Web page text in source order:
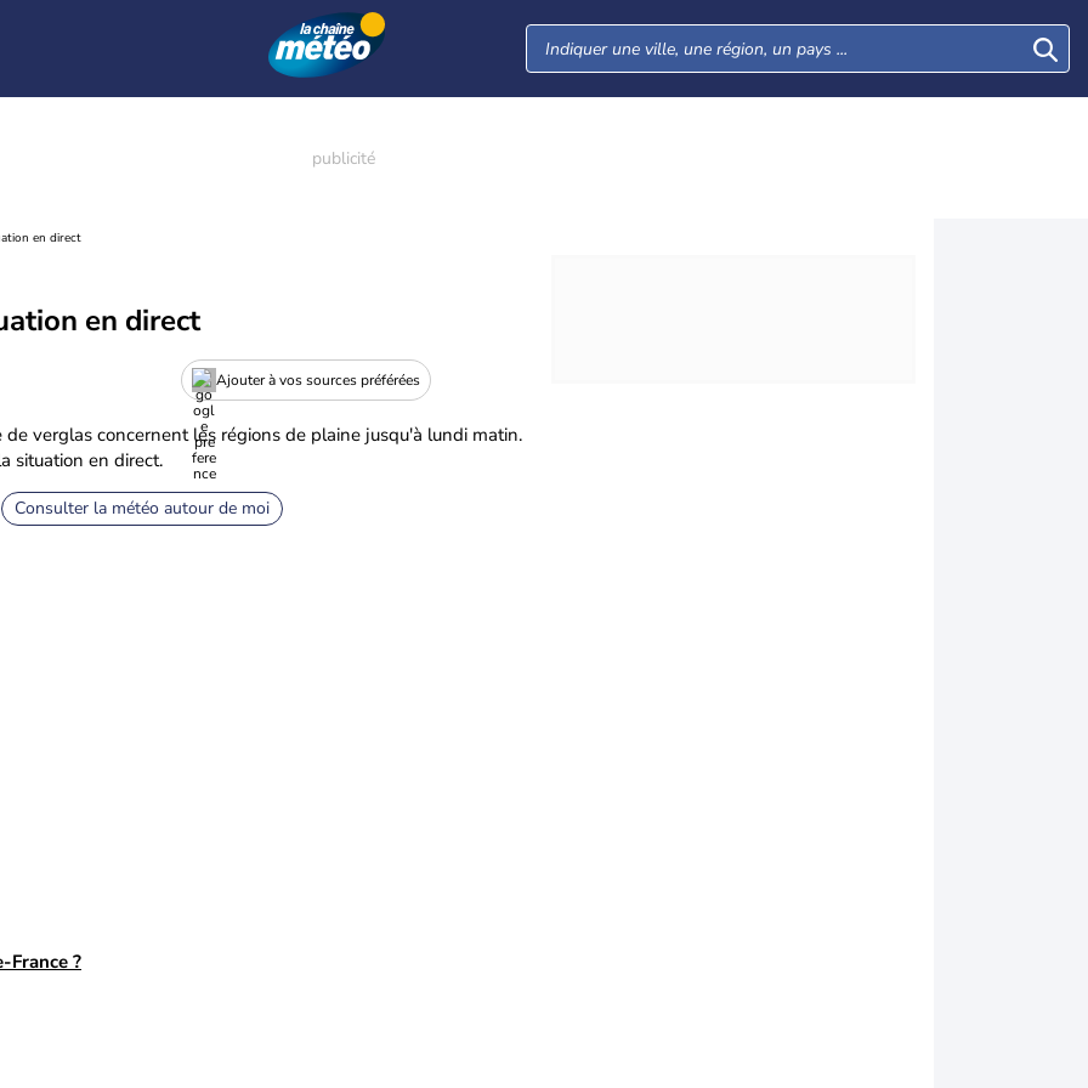
en direct
en direct
Ajouter à vos sources préférées
verglas concernent les régions de plaine jusqu'à lundi matin.
situation en direct.
Consulter la météo autour de moi
France ?